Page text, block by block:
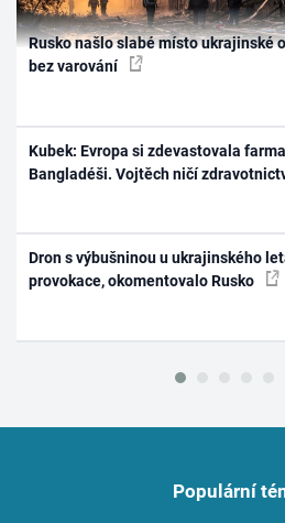
Rusko našlo slabé místo ukrajinské
bez varování
Kubek: Evropa si zdevastovala
Bangladéši. Vojtěch ničí
Dron s výbušninou u ukrajinského
provokace, okomentovalo Rusko
Populární